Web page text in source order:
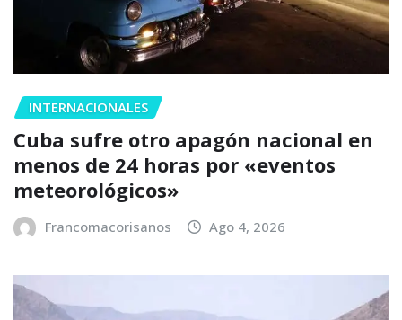
INTERNACIONALES
Cuba sufre otro apagón nacional en
menos de 24 horas por «eventos
meteorológicos»
Francomacorisanos Ago 4, 2026